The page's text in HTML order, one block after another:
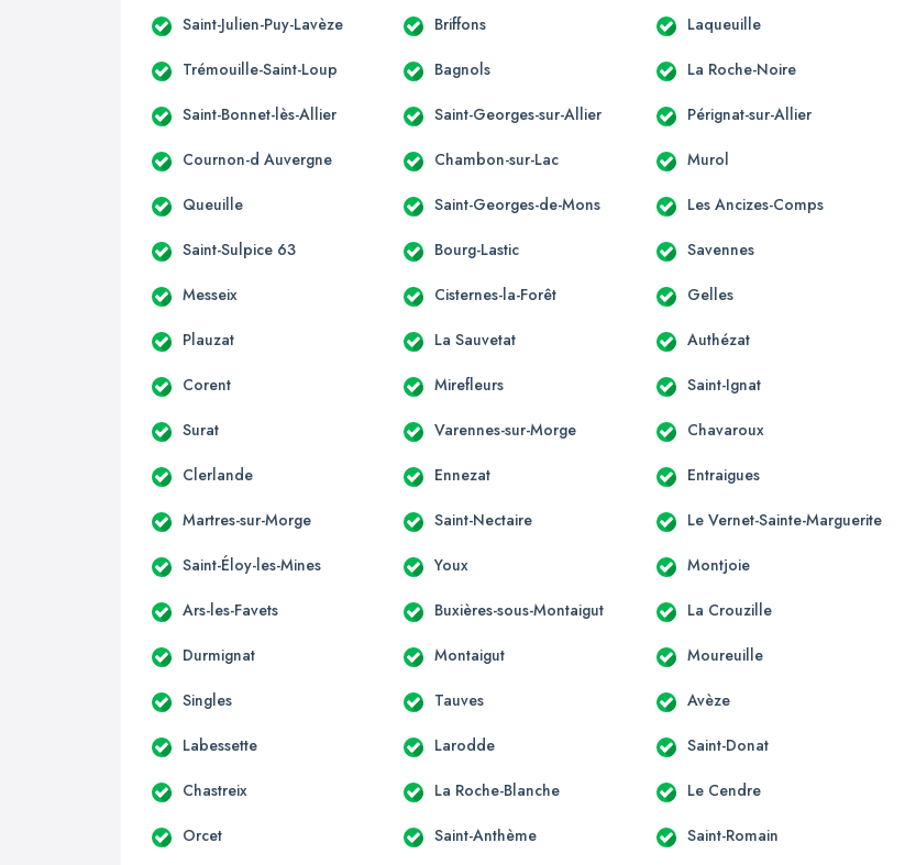
Saint-Julien-Puy-Lavèze Briffons Laqueuille
Trémouille-Saint-Loup Bagnols La Roche-Noire
Saint-Bonnet-lès-Allier Saint-Georges-sur-Allier Pérignat-sur-Allier
Cournon-d Auvergne Chambon-sur-Lac Murol
Queuille Saint-Georges-de-Mons Les Ancizes-Comps
Saint-Sulpice 63 Bourg-Lastic Savennes
Messeix Cisternes-la-Forêt Gelles
Plauzat La Sauvetat Authézat
Corent Mirefleurs Saint-Ignat
Surat Varennes-sur-Morge Chavaroux
Clerlande Ennezat Entraigues
Martres-sur-Morge Saint-Nectaire Le Vernet-Sainte-Marguerite
Saint-Éloy-les-Mines Youx Montjoie
Ars-les-Favets Buxières-sous-Montaigut La Crouzille
Durmignat Montaigut Moureuille
Singles Tauves Avèze
Labessette Larodde Saint-Donat
Chastreix La Roche-Blanche Le Cendre
Orcet Saint-Anthème Saint-Romain